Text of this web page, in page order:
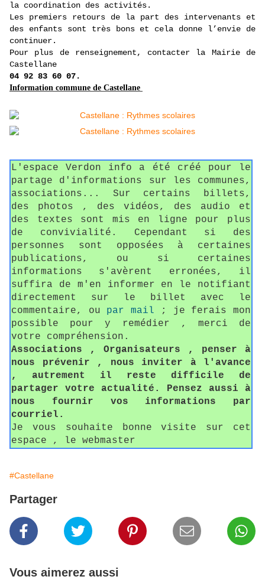
la coordination des activités.
Les premiers retours de la part des intervenants et
des enfants sont très bons et cela donne l’envie de
continuer.
Pour plus de renseignement, contacter la Mairie de
Castellane
04 92 83 60 07.
Information commune de Castellane
L'espace Verdon info a été créé pour le
partage d'informations sur les communes,
associations... Sur certains billets,
des photos , des vidéos, des audio et
des textes sont mis en ligne pour plus
de convivialité. Cependant si des
personnes sont opposées à certaines
publications, ou si certaines
informations s'avèrent erronées, il
suffira de m'en informer en le notifiant
directement sur le billet avec le
commentaire, ou par mail ; je ferais mon
possible pour y remédier , merci de
votre compréhension.
Associations , Organisateurs , penser à
nous prévenir , nous inviter à l'avance
, autrement il reste difficile de
partager votre actualité. Pensez aussi à
nous fournir vos informations par
courriel.
Je vous souhaite bonne visite sur cet
espace , le webmaster
#Castellane
Partager
Vous aimerez aussi